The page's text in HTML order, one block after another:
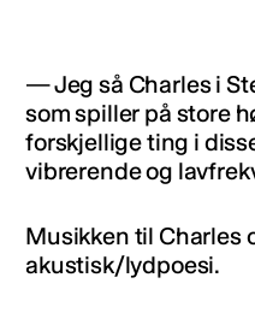
— Jeg så Charles i
som spiller på store
forskjellige ting i
vibrerende og
Musikken til Charles
akustisk/lydpoesi.